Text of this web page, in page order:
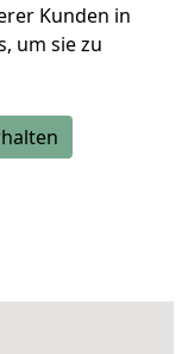
Kunden in
um sie zu